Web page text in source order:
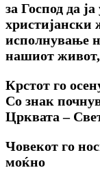
за Господ да
христијански
исполнување
нашиот живот,
Крстот го
Co знак
Црквата –
Човекот го
моќно